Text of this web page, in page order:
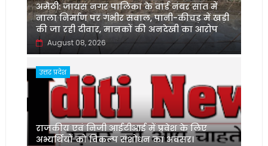
अमेठी: जायस नगर पालिका के वार्ड नंबर सात में
नाला निर्माण पर गंभीर सवाल, पानी-कीचड़ में खड़ी
की जा रही दीवार, मानकों की अनदेखी का आरोप
August 08, 2026
उत्तर प्रदेश
‌राजकीय एवं निजी आईटीआई में प्रवेश के लिए
अभ्यर्थियों को विकल्प संशोधन का अवसर।